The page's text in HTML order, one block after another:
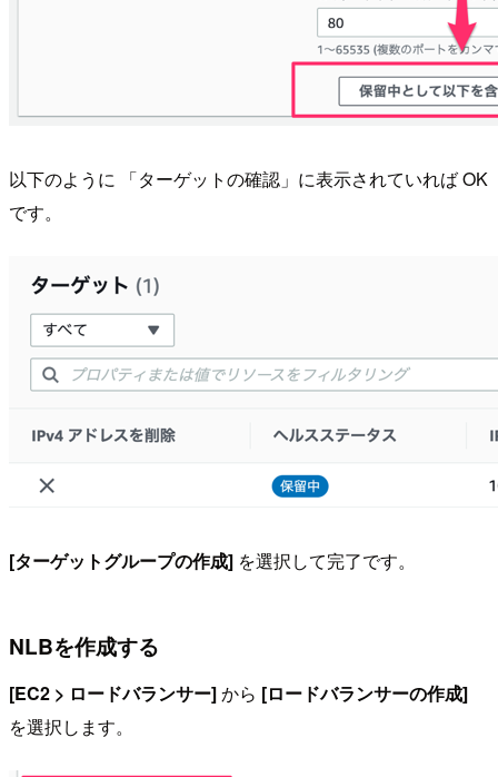
以下のように 「ターゲットの確認」に表示されていれば OK
です。
[ターゲットグループの作成] を選択して完了です。
NLBを作成する
[EC2 > ロードバランサー]から [ロードバランサーの作成]
を選択します。